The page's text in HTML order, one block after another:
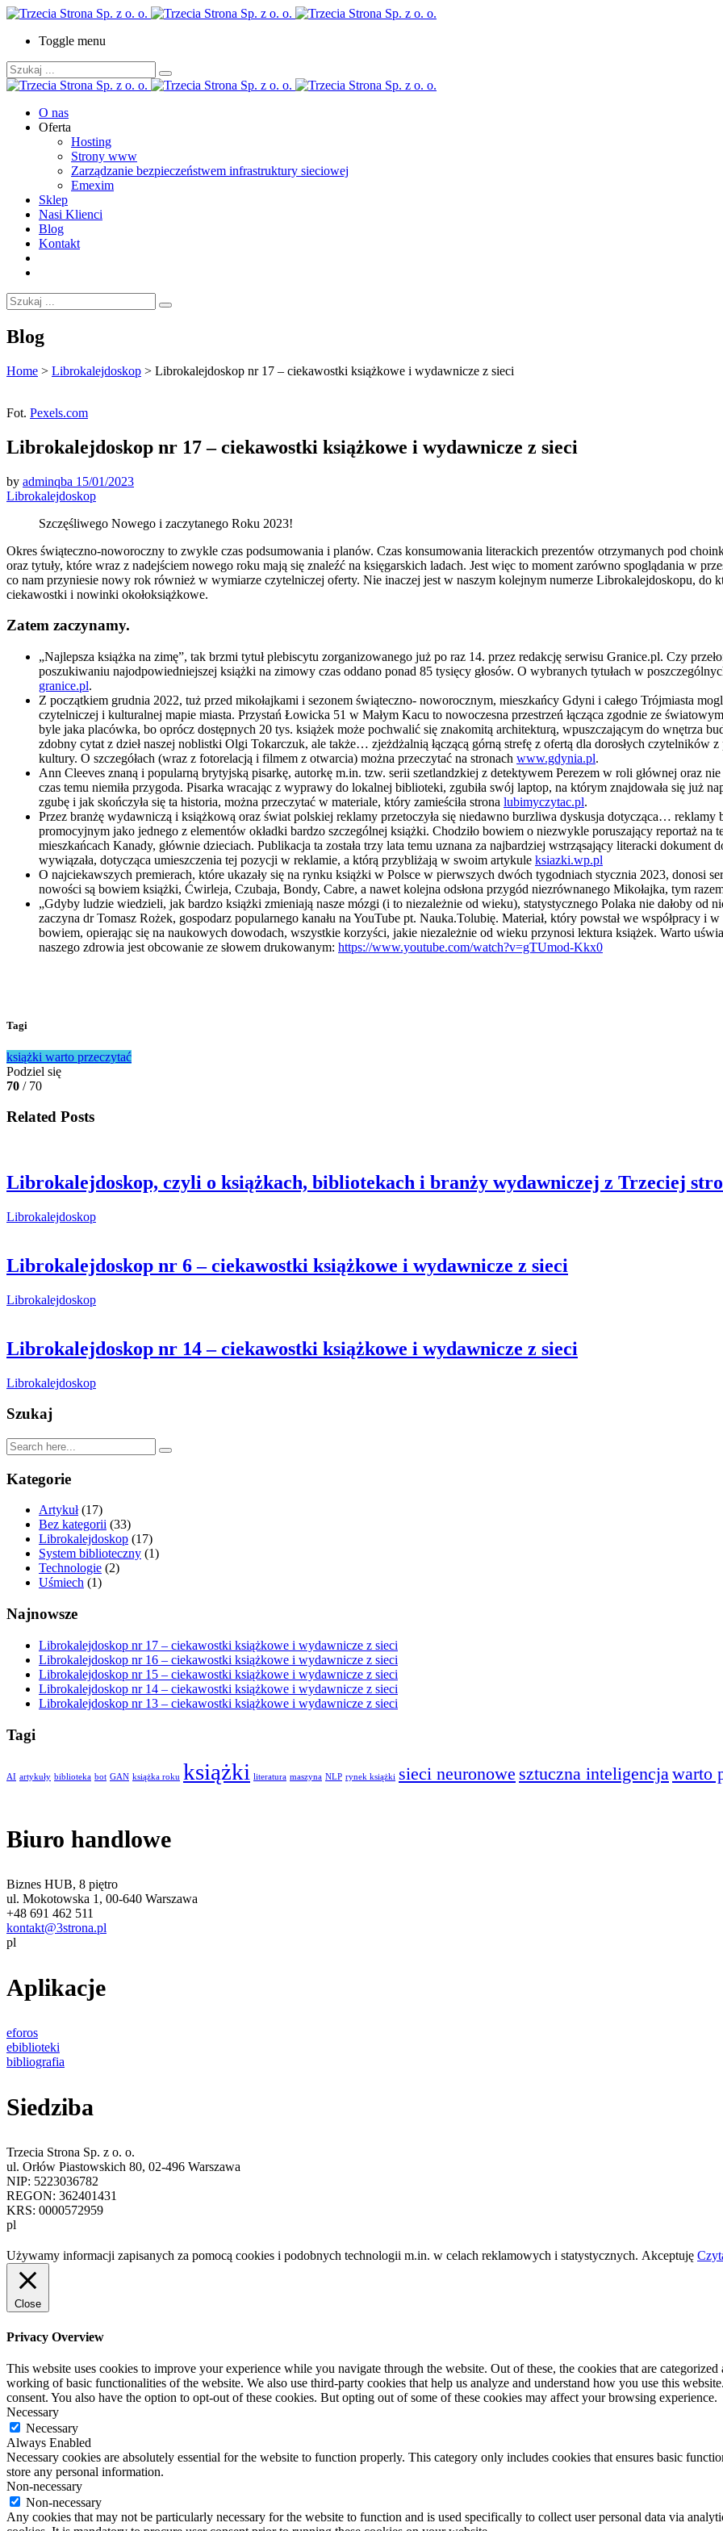
Toggle menu
O nas
Oferta
Hosting
Strony www
Zarządzanie bezpieczeństwem infrastruktury sieciowej
Emexim
Sklep
Nasi Klienci
Blog
Kontakt
Blog
Home > Librokalejdoskop > Librokalejdoskop nr 17 – ciekawostki książkowe i wydawnicze z sieci
Fot. Pexels.com
Librokalejdoskop nr 17 – ciekawostki książkowe i wydawnicze z sieci
by adminqba 15/01/2023
Librokalejdoskop
Szczęśliwego Nowego i zaczytanego Roku 2023!
Okres świąteczno-noworoczny to zwykle czas podsumowania i planów. Czas konsumowania literackich prezentów otrzymanych pod
oraz tytuły, które wraz z nadejściem nowego roku mają się znaleźć na księgarskich ladach. Jest więc to moment zarówno spoglądania w
co nam przyniesie nowy rok również w wymiarze czytelniczej oferty. Nie inaczej jest w naszym kolejnym numerze Librokalejdoskopu, do
ciekawostki i nowinki okołoksiążkowe.
Zatem zaczynamy.
„Najlepsza książka na zimę”, tak brzmi tytuł plebiscytu zorganizowanego już po raz 14. przez redakcję serwisu Granice.pl. Czy
poszukiwaniu najodpowiedniejszej książki na zimowy czas oddano ponad 85 tysięcy głosów. O wybranych tytułach w
granice.pl.
Z początkiem grudnia 2022, tuż przed mikołajkami i sezonem świąteczno- noworocznym, mieszkańcy Gdyni i całego Trójmiasta
czytelniczej i kulturalnej mapie miasta. Przystań Łowicka 51 w Małym Kacu to nowoczesna przestrzeń łącząca zgodnie ze
byle jaka placówka, bo oprócz dostępnych 20 tys. książek może pochwalić się znakomitą architekturą, wpuszczającym do wnętrza
zdobny cytat z dzieł naszej noblistki Olgi Tokarczuk, ale także… zjeżdżalnią łączącą górną strefę z ofertą dla dorosłych czytelników
kultury. O szczegółach (wraz z fotorelacją i filmem z otwarcia) można przeczytać na stronach www.gdynia.pl.
Ann Cleeves znaną i popularną brytyjską pisarkę, autorkę m.in. tzw. serii szetlandzkiej z detektywem Perezem w roli głównej oraz
czas temu niemiła przygoda. Pisarka wracając z wyprawy do lokalnej biblioteki, zgubiła swój laptop, na którym znajdowała się już
zgubę i jak skończyła się ta historia, można przeczytać w materiale, który zamieściła strona lubimyczytac.pl.
Przez branżę wydawniczą i książkową oraz świat polskiej reklamy przetoczyła się niedawno burzliwa dyskusja dotycząca…
promocyjnym jako jednego z elementów okładki bardzo szczególnej książki. Chodziło bowiem o niezwykle poruszający reportaż na
mieszkańcach Kanady, głównie dzieciach. Publikacja ta została trzy lata temu uznana za najbardziej wstrząsający literacki
wywiązała, dotycząca umieszczenia tej pozycji w reklamie, a którą przybliżają w swoim artykule ksiazki.wp.pl
O najciekawszych premierach, które ukazały się na rynku książki w Polsce w pierwszych dwóch tygodniach stycznia 2023, donosi
nowości są bowiem książki, Ćwirleja, Czubaja, Bondy, Cabre, a nawet kolejna odsłona przygód niezrównanego Mikołajka, tym
„Gdyby ludzie wiedzieli, jak bardzo książki zmieniają nasze mózgi (i to niezależnie od wieku), statystycznego Polaka nie dałoby od
zaczyna dr Tomasz Rożek, gospodarz popularnego kanału na YouTube pt. Nauka.Tolubię. Materiał, który powstał we współpracy
bowiem, opierając się na naukowych dowodach, wszystkie korzyści, jakie niezależnie od wieku przynosi lektura książek. Warto
naszego zdrowia jest obcowanie ze słowem drukowanym: https://www.youtube.com/watch?v=gTUmod-Kkx0
Tagi
książki warto przeczytać
Podziel się
70 / 70
Related Posts
Librokalejdoskop, czyli o książkach, bibliotekach i branży wydawniczej z Trzeciej
Librokalejdoskop
Librokalejdoskop nr 6 – ciekawostki książkowe i wydawnicze z sieci
Librokalejdoskop
Librokalejdoskop nr 14 – ciekawostki książkowe i wydawnicze z sieci
Librokalejdoskop
Szukaj
Kategorie
Artykuł(17)
Bez kategorii (33)
Librokalejdoskop (17)
System biblioteczny (1)
Technologie (2)
Uśmiech (1)
Najnowsze
Librokalejdoskop nr 17 – ciekawostki książkowe i wydawnicze z sieci
Librokalejdoskop nr 16 – ciekawostki książkowe i wydawnicze z sieci
Librokalejdoskop nr 15 – ciekawostki książkowe i wydawnicze z sieci
Librokalejdoskop nr 14 – ciekawostki książkowe i wydawnicze z sieci
Librokalejdoskop nr 13 – ciekawostki książkowe i wydawnicze z sieci
Tagi
AI artykuły biblioteka bot GAN książka roku książki literatura maszyna NLP rynek książki sieci neuronowe sztuczna inteligencjawarto
Biuro handlowe
Biznes HUB, 8 piętro
ul. Mokotowska 1, 00-640 Warszawa
+48 691 462 511
kontakt@3strona.pl
pl
Aplikacje
eforos
ebiblioteki
bibliografia
Siedziba
Trzecia Strona Sp. z o. o.
ul. Orłów Piastowskich 80, 02-496 Warszawa
NIP: 5223036782
REGON: 362401431
KRS: 0000572959
pl
Używamy informacji zapisanych za pomocą cookies i podobnych technologii m.in. w celach reklamowych i statystycznych. Akceptuję
Close
Privacy Overview
This website uses cookies to improve your experience while you navigate through the website. Out of these, the cookies that are categorized
working of basic functionalities of the website. We also use third-party cookies that help us analyze and understand how you use this
consent. You also have the option to opt-out of these cookies. But opting out of some of these cookies may affect your browsing experience.
Necessary
Necessary
Always Enabled
Necessary cookies are absolutely essential for the website to function properly. This category only includes cookies that ensures basic
store any personal information.
Non-necessary
Non-necessary
Any cookies that may not be particularly necessary for the website to function and is used specifically to collect user personal data via